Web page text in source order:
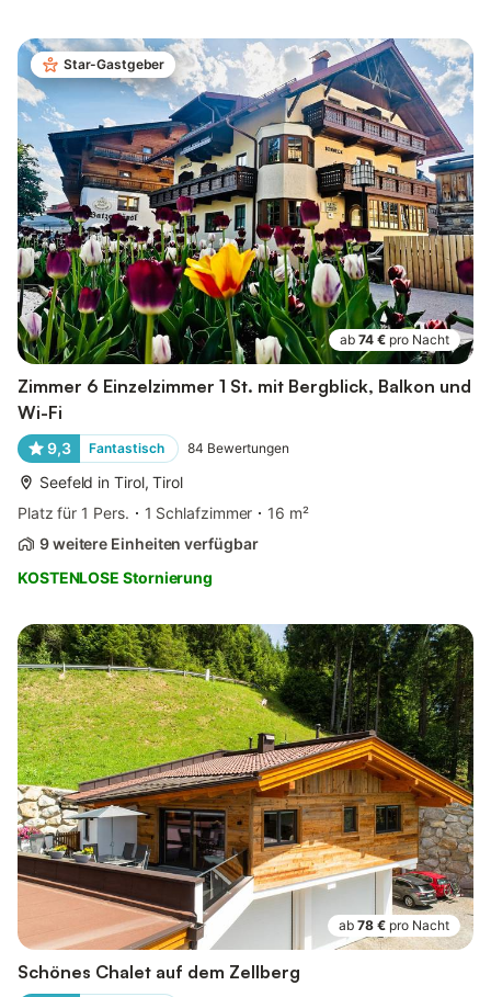
Star-Gastgeber
ab 74 € pro Nacht
Zimmer 6 Einzelzimmer 1 St. mit Bergblick, Balkon und
Wi-Fi
9,3 Fantastisch 84 Bewertungen
Seefeld in Tirol, Tirol
Platz für 1 Pers.
1 Schlafzimmer
16 m²
9 weitere Einheiten verfügbar
KOSTENLOSE Stornierung
ab 78 € pro Nacht
Schönes Chalet auf dem Zellberg